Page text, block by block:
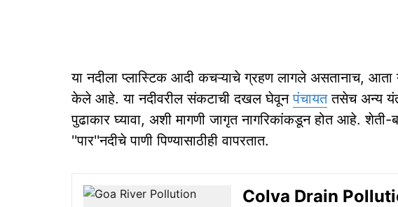
या नदीला प्लास्टिक आदी कचऱ्याचे ग्रहण लागले असतानाच,
केले आहे. या नदीवरील संकटाची दखल घेवूनपंचायततसेच अन्य
पुढाकार घ्यावा, अशी मागणी जागृत नागरिकांकडून होत आहे. शेती-
''पार''नदीचे पाणी पिण्यासाठीही वापरतात.
Colva Drain